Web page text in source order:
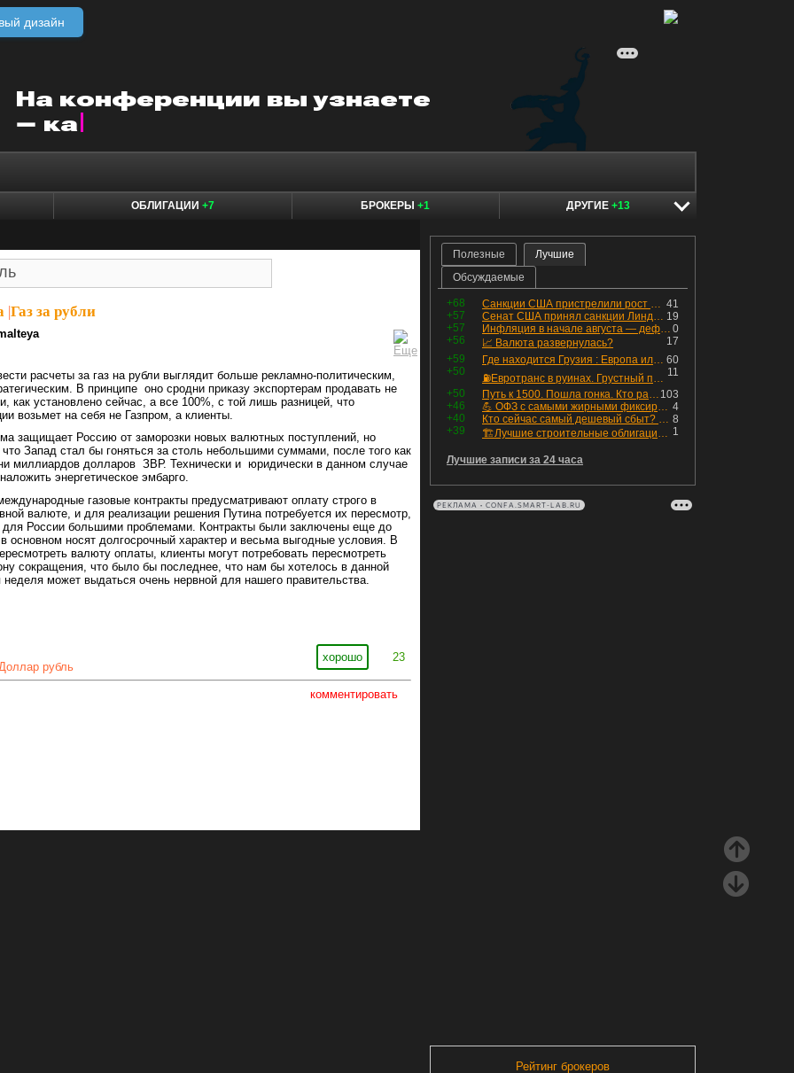
дизайн
ОБЛИГАЦИИ +7 БРОКЕРЫ +1 ДРУГИЕ +13
Газ за рубли
расчеты за газ на рубли выглядит больше рекламно-политическим,
В принципе оно сродни приказу экспортерам продавать не
как установлено сейчас, а все 100%, с той лишь разницей, что
возьмет на себя не Газпром, а клиенты.
защищает Россию от заморозки новых валютных поступлений, но
Запад стал бы гоняться за столь небольшими суммами, после того как
миллиардов долларов ЗВР. Технически и юридически в данном случае
энергетическое эмбарго.
газовые контракты предусматривают оплату строго в
валюте, и для реализации решения Путина потребуется их пересмотр,
для России большими проблемами. Контракты были заключены еще до
основном носят долгосрочный характер и весьма выгодные условия. В
валюту оплаты, клиенты могут потребовать пересмотреть
сокращения, что было бы последнее, что нам бы хотелось в данной
может выдаться очень нервной для нашего правительства.
хорошо 23
рубль
комментировать
Полезные
Лучшие
Обсуждаемые
+68 41
Санкции США пристрелили рост акций в России
+57
19
Сенат США принял санкции Линдси Грэма против России
+57
0
Инфляция в начале августа — дефляция из-за топлива и плодоовощной корзины, но услуги продолжают дорожать, а рубль начал ослабевать.
+56
17
📈 Валюта развернулась?
+59
60
Где находится Грузия : Европа или Азия
+50
11
⛽️Евротранс в руинах. Грустный пост😶😞 Что изменилось в облигациях?
+50
103
Путь к 1500. Пошла гонка. Кто раньше продаст.
+46
4
💪 ОФЗ с самыми жирными фиксированными купонами
+40
8
Кто сейчас самый дешевый сбыт? Сводный пост по сбытовым компаниям по отчетам РСБУ за Q2 26г.
+39
1
🏗Лучшие строительные облигации первого эшелона
Лучшие записи за 24 часа
РЕКЛАМА • CONFA.SMART-LAB.RU
Рейтинг брокеров